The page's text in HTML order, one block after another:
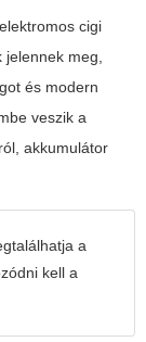
cigi
meg,
és modern
veszik a
akkumulátor
a
kell a